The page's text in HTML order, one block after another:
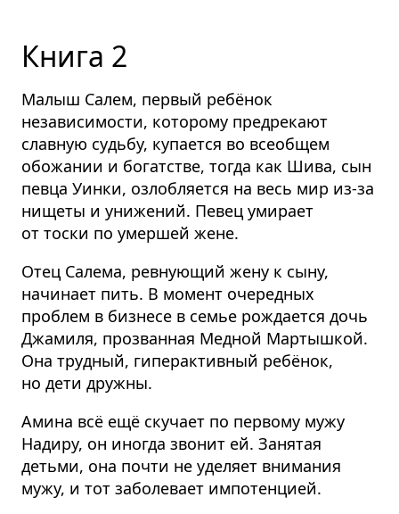
Книга 2
Малыш Салем, первый ребёнок
независимости, которому предрекают
славную судьбу, купается во всеобщем
обожании и богатстве, тогда как Шива, сын
певца Уинки, озлобляется на весь мир из-за
нищеты и унижений. Певец умирает
от тоски по умершей жене.
Отец Салема, ревнующий жену к сыну,
начинает пить. В момент очередных
проблем в бизнесе в семье рождается дочь
Джамиля, прозванная Медной Мартышкой.
Она трудный, гиперактивный ребёнок,
но дети дружны.
Амина всё ещё скучает по первому мужу
Надиру, он иногда звонит ей. Занятая
детьми, она почти не уделяет внимания
мужу, и тот заболевает импотенцией.